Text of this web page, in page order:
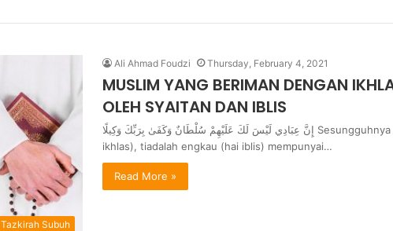
Tazkirah Subuh
Ali Ahmad Foudzi Thursday, February 4, 2021
MUSLIM YANG BERIMAN DENGAN
OLEH SYAITAN DAN IBLIS
إِنَّ عِبَادِي لَيْسَ لَكَ عَلَيْهِمْ سُلْطَانٌ وَكَفَىٰ بِرَبِّكَ وَكِيلًا Sesungguhnya hamba-hambaKu (yang beriman dengan
ikhlas), tiadalah engkau (hai iblis) mempunyai…
Read More »